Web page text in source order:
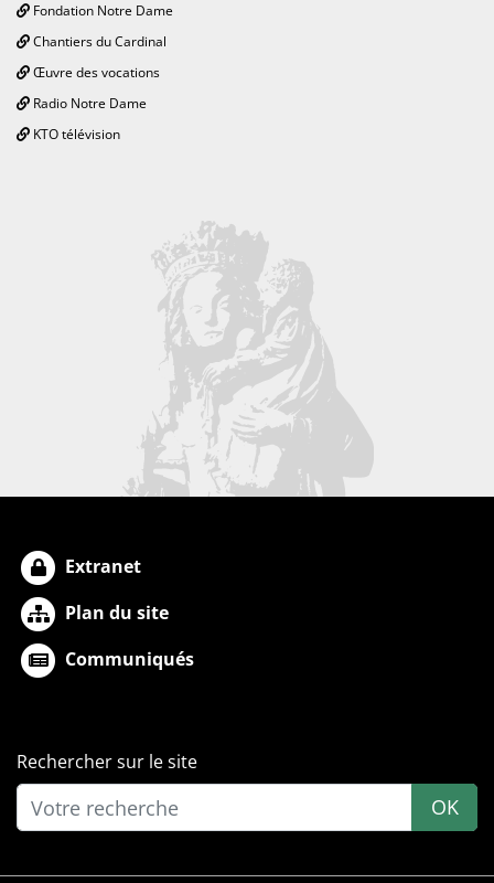
Fondation Notre Dame
Chantiers du Cardinal
Œuvre des vocations
Radio Notre Dame
KTO télévision
Extranet
Plan du site
Communiqués
Rechercher sur le site
OK